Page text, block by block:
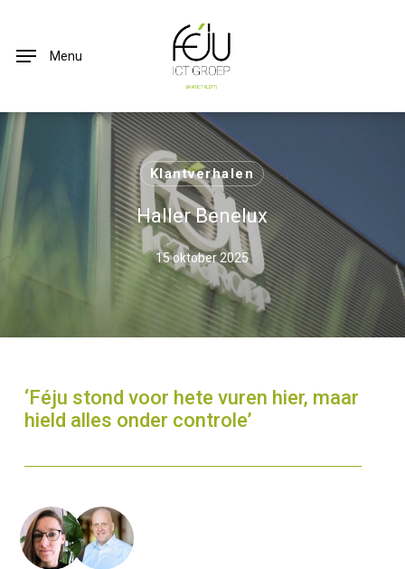
main
Menu
Klantverhalen
Haller Benelux
15 oktober 2025
‘Féju stond voor hete vuren hier, maar
hield alles onder controle’